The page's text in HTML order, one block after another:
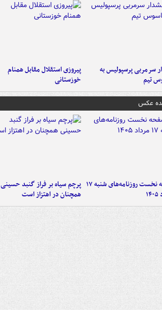
سرمربی پرسپولیس به
تیم
پیروزی استقلال مقابل همنام
خوزستانی
عکس
صفحه نخست روزنامه‌های شنبه ۱۷ پرچم سیاه بر فراز گنبد حسینی
همچنان در اهتزاز است